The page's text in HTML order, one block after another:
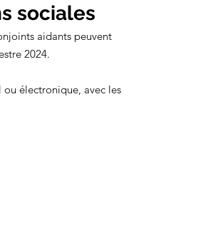
sociales
aidants peuvent
2024.
électronique, avec les